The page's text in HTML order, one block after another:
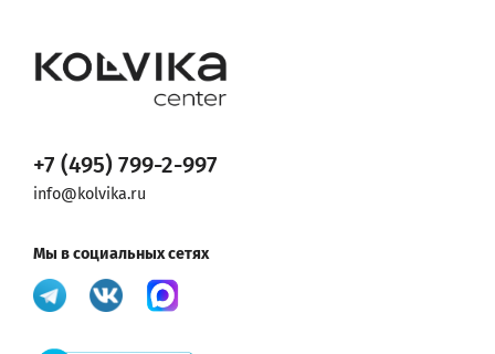
+7 (495) 799-2-997
info@kolvika.ru
Мы в социальных сетях